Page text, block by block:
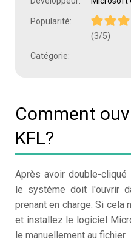
Popularité:
(3/5)
Catégorie:
Comment
KFL?
Après avoir double-cliqué
le système doit l'ouvrir
prenant en charge. Si cela
et installez le logiciel
le manuellement au fichier.